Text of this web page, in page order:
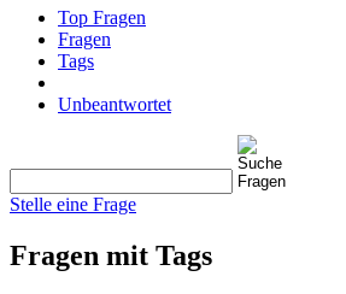
Top Fragen
Fragen
Tags
Unbeantwortet
Stelle eine Frage
Fragen mit Tags